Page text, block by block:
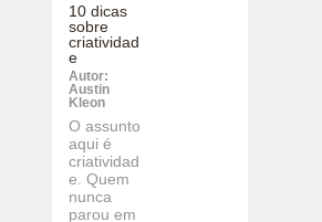
10 dicas
sobre
criatividad
e
Autor:
Austin
Kleon
O assunto
aqui é
criatividad
e. Quem
nunca
parou em